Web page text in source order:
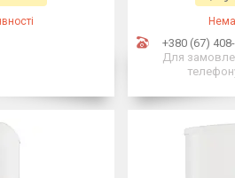
+380 (67)
Для